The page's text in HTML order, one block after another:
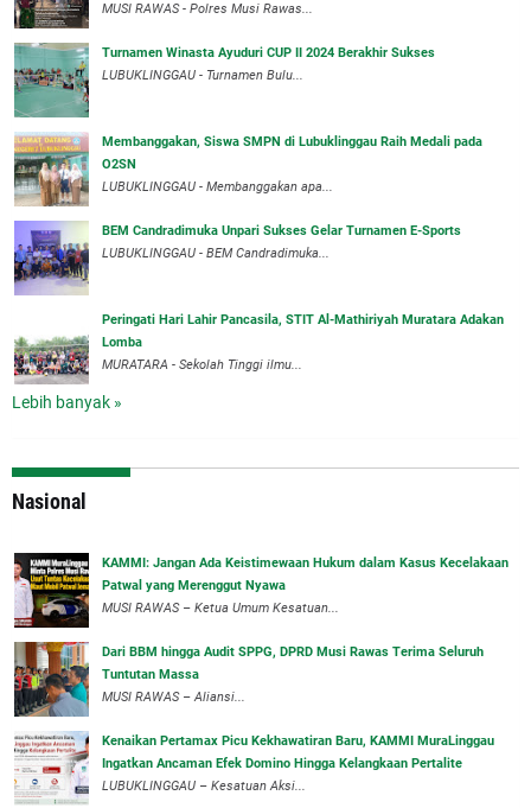
MUSI RAWAS - Polres Musi Rawas...
Turnamen Winasta Ayuduri CUP II 2024 Berakhir Sukses
LUBUKLINGGAU - Turnamen Bulu...
Membanggakan, Siswa SMPN di Lubuklinggau Raih Medali pada
O2SN
LUBUKLINGGAU - Membanggakan apa...
BEM Candradimuka Unpari Sukses Gelar Turnamen E-Sports
LUBUKLINGGAU - BEM Candradimuka...
Peringati Hari Lahir Pancasila, STIT Al-Mathiriyah Muratara Adakan
Lomba
MURATARA - Sekolah Tinggi ilmu...
Lebih banyak »
Nasional
‎KAMMI: Jangan Ada Keistimewaan Hukum dalam Kasus Kecelakaan
Patwal yang Merenggut Nyawa
‎MUSI RAWAS – Ketua Umum Kesatuan...
Dari BBM hingga Audit SPPG, DPRD Musi Rawas Terima Seluruh
Tuntutan Massa
MUSI RAWAS – Aliansi...
‎Kenaikan Pertamax Picu Kekhawatiran Baru, KAMMI MuraLinggau
Ingatkan Ancaman Efek Domino Hingga Kelangkaan Pertalite
‎LUBUKLINGGAU – Kesatuan Aksi...